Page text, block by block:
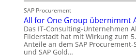
f
b
e
i
I
i
a
l
i
r
n
e
n
n
-
S
e
c
u
r
i
SAP Procurement
All for One Group übernimmt
Das IT-Consulting-Unternehmen
Filderstadt hat mit Wirkung zum
Anteile an dem SAP Procurement-
und SAP Gold…